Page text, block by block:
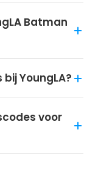
Batman
YoungLA?
voor